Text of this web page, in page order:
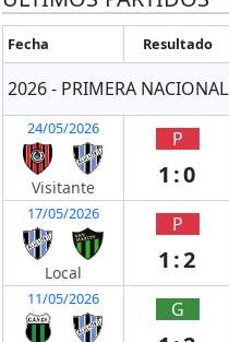
Fecha Resultado
2026 - PRIMERA NACIONAL
24/05/2026
Visitante
P
1:0
17/05/2026
Local
P
1:2
11/05/2026 G